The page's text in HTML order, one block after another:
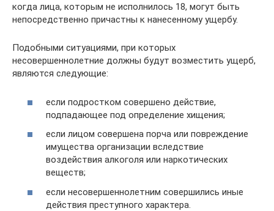
когда лица, которым не исполнилось 18, могут быть
непосредственно причастны к нанесенному ущербу.
Подобными ситуациями, при которых
несовершеннолетние должны будут возместить ущерб,
являются следующие:
если подростком совершено действие,
подпадающее под определение хищения;
если лицом совершена порча или повреждение
имущества организации вследствие
воздействия алкоголя или наркотических
веществ;
если несовершеннолетним совершились иные
действия преступного характера.